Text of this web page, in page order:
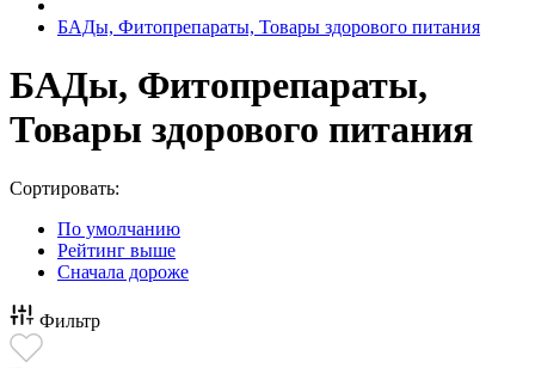
БАДы, Фитопрепараты, Товары здорового питания
БАДы, Фитопрепараты,
Товары здорового питания
Сортировать:
По умолчанию
Рейтинг выше
Сначала дороже
Фильтр